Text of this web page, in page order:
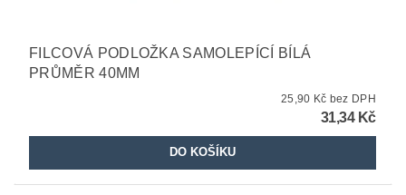
FILCOVÁ PODLOŽKA SAMOLEPÍCÍ BÍLÁ
PRŮMĚR 40MM
25,90 Kč bez DPH
31,34 Kč